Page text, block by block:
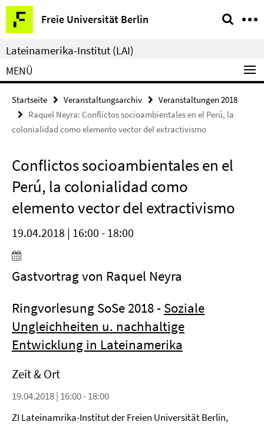
Springe
direkt
zu
Inhalt
Freie Universität Berlin
Service-
Navigation
Lateinamerika-Institut (LAI)
MENÜ
Startseite Veranstaltungsarchiv
Veranstaltungen 2018
Raquel Neyra: Conflictos socioambientales en el Perú, la
colonialidad como elemento vector del extractivismo
Conflictos socioambientales en el
Perú, la colonialidad como
elemento vector del extractivismo
19.04.2018 | 16:00 - 18:00
Gastvortrag von Raquel Neyra
Ringvorlesung SoSe 2018 - Soziale
Ungleichheiten u. nachhaltige
Entwicklung in Lateinamerika
Zeit & Ort
19.04.2018 | 16:00 - 18:00
ZI Lateinamrika-Institut der Freien Universität Berlin,